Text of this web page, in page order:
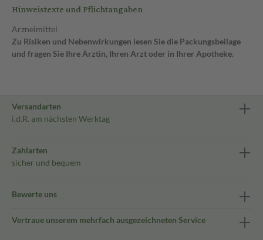
Hinweistexte und Pflichtangaben
Arzneimittel
Zu Risiken und Nebenwirkungen lesen Sie die Packungsbeilage
und fragen Sie Ihre Ärztin, Ihren Arzt oder in Ihrer Apotheke.
Versandarten
i.d.R. am nächsten Werktag
Zahlarten
sicher und bequem
Bewerte uns
Vertraue unserem mehrfach ausgezeichneten Service